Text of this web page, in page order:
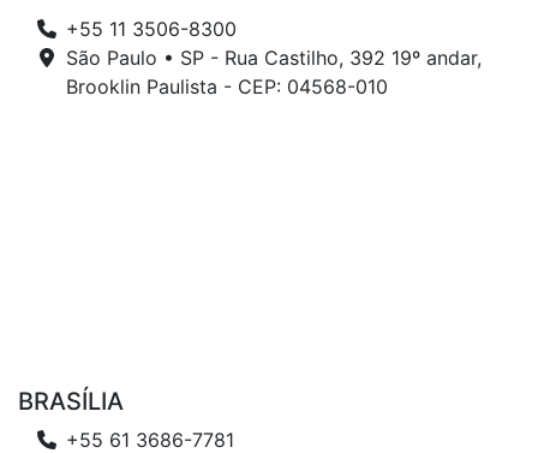
+55 11 3506-8300
São Paulo • SP - Rua Castilho, 392 19º andar,
Brooklin Paulista - CEP: 04568-010
BRASÍLIA
+55 61 3686-7781